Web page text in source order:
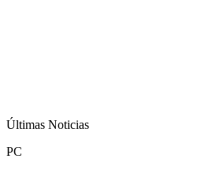
Últimas Noticias
PC